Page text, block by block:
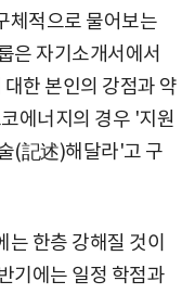
체적으로 물어보는
은 자기소개서에서
한 본인의 강점과 약
에너지의 경우 '지원
(記述)해달라'고 구
한층 강해질 것이
기에는 일정 학점과